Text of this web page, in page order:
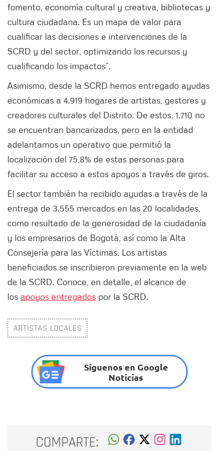
fomento, economía cultural y creativa, bibliotecas y
cultura ciudadana. Es un mapa de valor para
cualificar las decisiones e intervenciones de la
SCRD y del sector, optimizando los recursos y
cualificando los impactos”.
Asimismo, desde la SCRD hemos entregado ayudas
económicas a 4.919 hogares de artistas, gestores y
creadores culturales del Distrito. De estos, 1.710 no
se encuentran bancarizados, pero en la entidad
adelantamos un operativo que permitió la
localización del 75,8% de estas personas para
facilitar su acceso a estos apoyos a través de giros.
El sector también ha recibido ayudas a través de la
entrega de 3.555 mercados en las 20 localidades,
como resultado de la generosidad de la ciudadanía
y los empresarios de Bogotá, así como la Alta
Consejería para las Víctimas. Los artistas
beneficiados se inscribieron previamente en la web
de la SCRD. Conoce, en detalle, el alcance de
los apoyos entregados por la SCRD.
ARTISTAS LOCALES
Síguenos en Google
Noticias
COMPARTE: